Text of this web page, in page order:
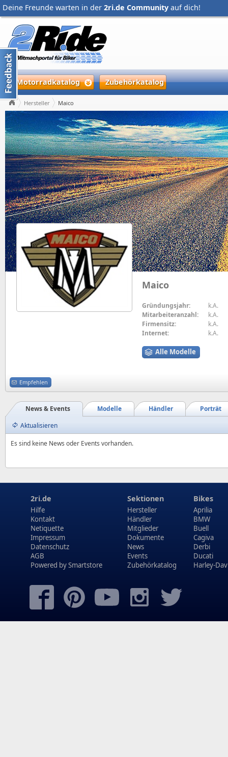
Deine Freunde warten in der 2ri.de Community auf dich!
Motorradkatalog Zubehörkatalog
Hersteller Maico
Maico
Gründungsjahr:
k.A.
Mitarbeiteranzahl:
k.A.
Firmensitz:
k.A.
Internet:
k.A.
Alle Modelle
Empfehlen
Porträt
Händler
Modelle
News & Events
Aktualisieren
Es sind keine News oder Events vorhanden.
2ri.de
Hilfe
Kontakt
Netiquette
Impressum
Datenschutz
AGB
Powered bySmartstore
Sektionen
Hersteller
Händler
Mitglieder
Dokumente
News
Events
Zubehörkatalog
Bikes
Aprilia
BMW
Buell
Cagiva
Derbi
Ducati
Harley-